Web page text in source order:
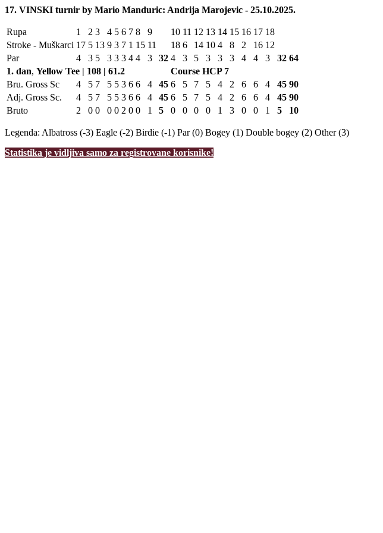
17. VINSKI turnir by Mario Manduric: Andrija Marojevic - 25.10.2025.
Rupa 1 2 3 4 5 6 7 8 9 10 11 12 13 14 15 16 17 18
Stroke - Muškarci 17 5 13 9 3 7 1 15 11 18 6 14 10 4 8 2 16 12
Par
4 3 5 3 3 3 4 4 3 32 4 3 5 3 3 3 4 4 3 32 64
1. dan, Yellow Tee | 108 | 61.2 Course HCP 7
Bru. Gross Sc
4 5 7 5 5 3 6 6 4 45 6 5 7 5 4 2 6 6 4 45 90
Adj. Gross Sc.
4 5 7 5 5 3 6 6 4 45 6 5 7 5 4 2 6 6 4 45 90
Bruto
2 0 0 0 0 2 0 0 1 5 0 0 0 0 1 3 0 0 1 5 10
Legenda: Albatross (-3) Eagle (-2) Birdie (-1) Par (0) Bogey (1) Double bogey (2) Other (3)
Statistika je vidljiva samo za registrovane korisnike!